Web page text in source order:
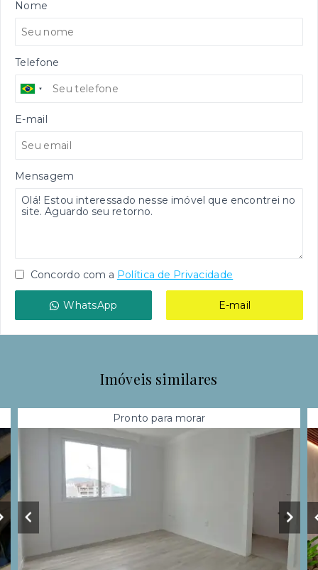
Nome
Telefone
E-mail
Mensagem
Concordo com a Política de Privacidade
WhatsApp E-mail
Imóveis similares
Pronto para morar